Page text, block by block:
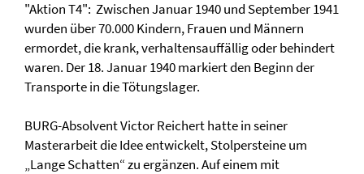
"Aktion T4": Zwischen Januar 1940 und September 1941
wurden über 70.000 Kindern, Frauen und Männern
ermordet, die krank, verhaltensauffällig oder behindert
waren. Der 18. Januar 1940 markiert den Beginn der
Transporte in die Tötungslager.
BURG-Absolvent Victor Reichert hatte in seiner
Masterarbeit die Idee entwickelt, Stolpersteine um
„Lange Schatten“ zu ergänzen. Auf einem mit